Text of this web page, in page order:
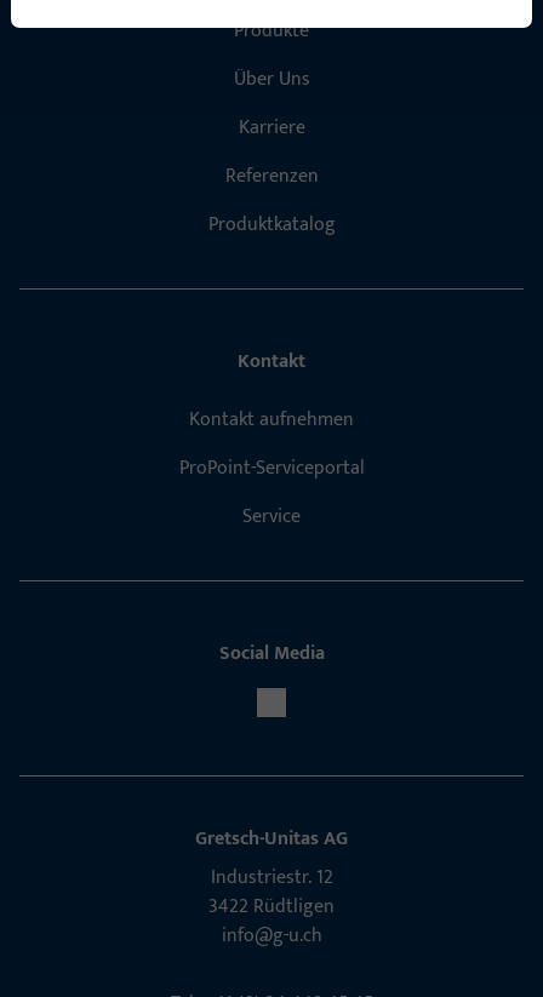
Produkte
Über Uns
Karriere
Referenzen
Produktkatalog
Kontakt
Kontakt aufnehmen
ProPoint-Serviceportal
Service
Social Media
Gretsch-Unitas AG
Indu­s­triestr. 12
3422 Rüdt­ligen
info@g-u.ch